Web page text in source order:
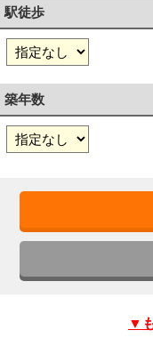
駅徒歩
築年数
▼